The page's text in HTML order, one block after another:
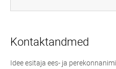
Kontaktandmed
Idee esitaja ees- ja perekonnanimi